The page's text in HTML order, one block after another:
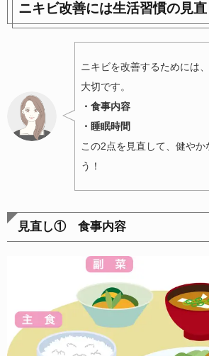
ニキビ改善には生活習慣の見直
ニキビを改善するためには
大切です。
・食事内容
・睡眠時間
この2点を見直して、健やか
う！
見直し① 食事内容